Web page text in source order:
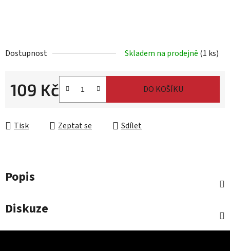
Dostupnost Skladem na prodejně (1 ks)
109 Kč DO KOŠÍKU
Tisk Zeptat se Sdílet
Popis
Diskuze